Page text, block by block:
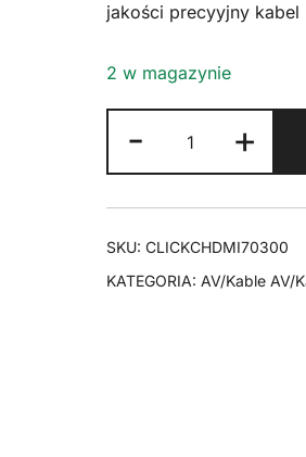
jakości precyyjny kabel
2 w magazynie
-
CLICKTRONIC
Kabel
HDMI
2.0
60Hz
+
SKU: CLICKCHDMI70300
KATEGORIA: AV/Kable AV/